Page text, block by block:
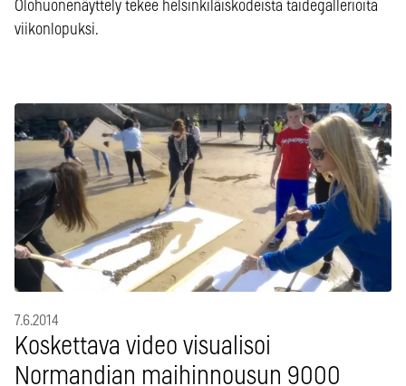
Olohuonenäyttely tekee helsinkiläiskodeista taidegallerioita
viikonlopuksi.
7.6.2014
Koskettava video visualisoi
Normandian maihinnousun 9000